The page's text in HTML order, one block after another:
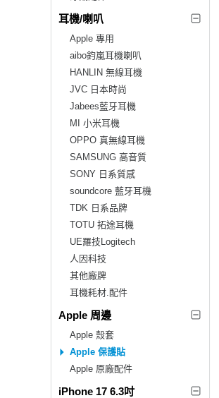
耳機/喇叭
Apple 專用
aibo鈞嵐耳機喇叭
HANLIN 無線耳機
JVC 日本時尚
Jabees藍牙耳機
MI 小米耳機
OPPO 真無線耳機
SAMSUNG 高音質
SONY 日系質感
soundcore 藍牙耳機
TDK 日系品牌
TOTU 拓途耳機
UE羅技Logitech
人因科技
其他廠牌
耳機耗材.配件
Apple 周邊
Apple 殼套
Apple 保護貼
Apple 原廠配件
iPhone 17 6.3吋